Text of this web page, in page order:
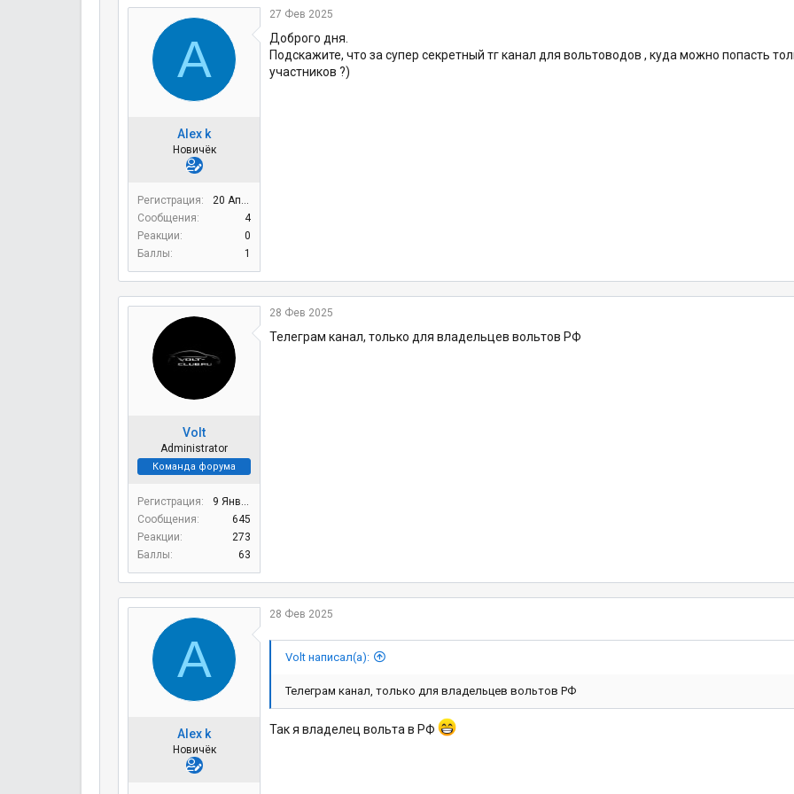
ч
а
A
Alex k
Новичёк
Регистрация
20 Апр 2023
Сообщения
4
Реакции
0
Баллы
1
27 Фев 2025
Доброго дня.
Подскажите, что за супер секретный тг канал для вольтоводов , куда можно попасть
участников ?)
Volt
Administrator
Команда форума
Регистрация
9 Янв 2020
Сообщения
645
Реакции
273
Баллы
63
28 Фев 2025
Телеграм канал, только для владельцев вольтов РФ
A
Alex k
Новичёк
28 Фев 2025
Volt написал(а):
Телеграм канал, только для владельцев вольтов РФ
Так я владелец вольта в РФ